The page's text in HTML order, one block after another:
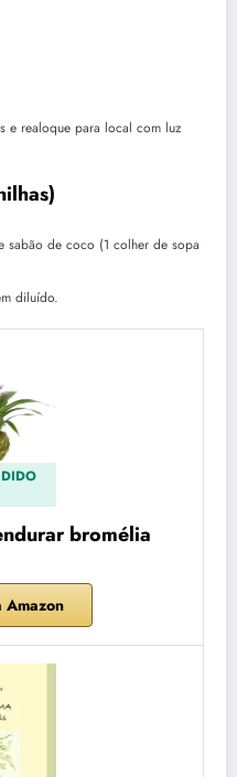
e realoque para local com luz
sabão de coco (1 colher de sopa
diluído.
bromélia
Amazon